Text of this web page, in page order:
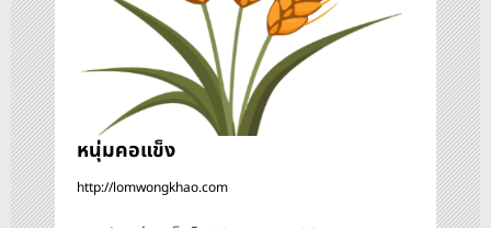
หนุ่มคอแข็ง
http://lomwongkhao.com